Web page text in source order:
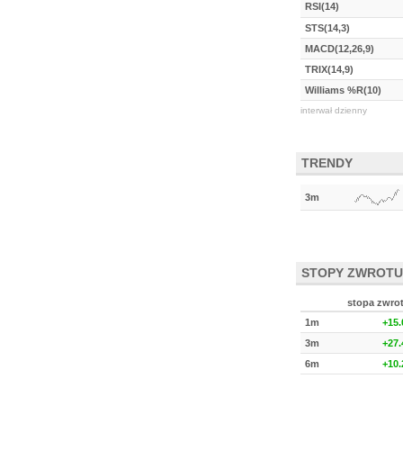
RSI(14)
STS(14,3)
MACD(12,26,9)
TRIX(14,9)
Williams %R(10)
interwał dzienny
TRENDY
3m
STOPY ZWROTU
stopa
1m
3m
6m